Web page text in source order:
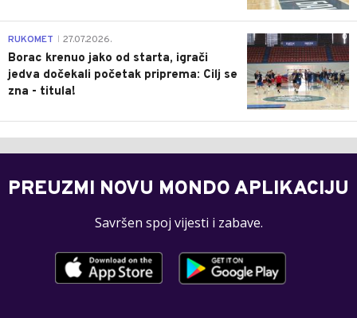
0
RUKOMET 27.07.2026.
Borac krenuo jako od starta, igrači
jedva dočekali početak priprema: Cilj se
zna - titula!
PREUZMI NOVU MONDO APLIKACIJU
Savršen spoj vijesti i zabave.